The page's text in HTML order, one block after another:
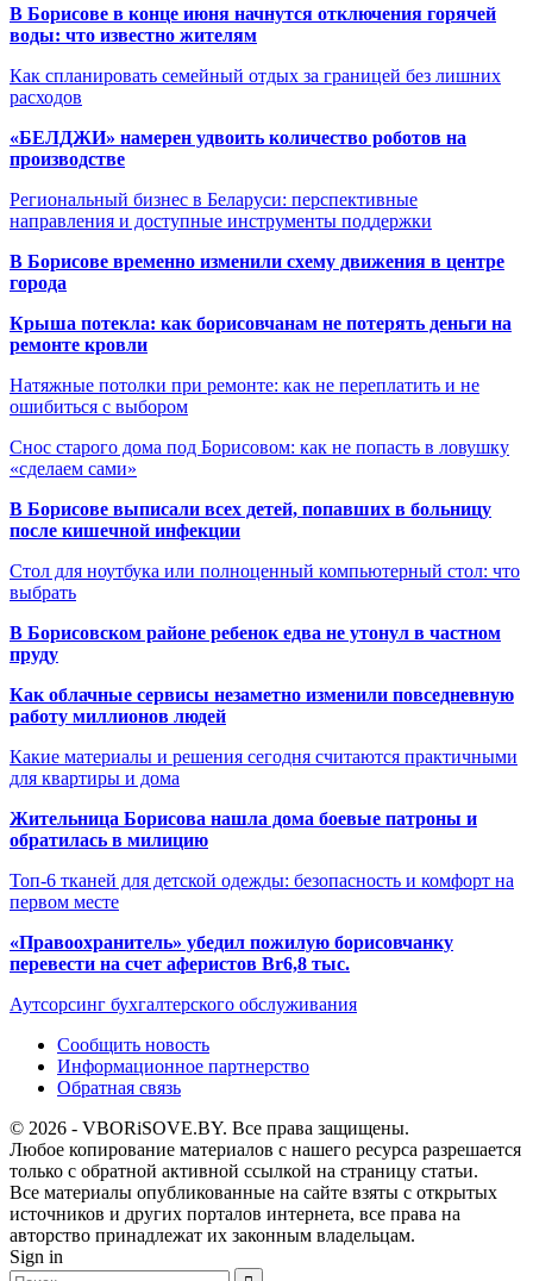
В Борисове в конце июня начнутся отключения горячей
воды: что известно жителям
Как спланировать семейный отдых за границей без лишних
расходов
«БЕЛДЖИ» намерен удвоить количество роботов на
производстве
Региональный бизнес в Беларуси: перспективные
направления и доступные инструменты поддержки
В Борисове временно изменили схему движения в центре
города
Крыша потекла: как борисовчанам не потерять деньги на
ремонте кровли
Натяжные потолки при ремонте: как не переплатить и не
ошибиться с выбором
Снос старого дома под Борисовом: как не попасть в ловушку
«сделаем сами»
В Борисове выписали всех детей, попавших в больницу
после кишечной инфекции
Стол для ноутбука или полноценный компьютерный стол: что
выбрать
В Борисовском районе ребенок едва не утонул в частном
пруду
Как облачные сервисы незаметно изменили повседневную
работу миллионов людей
Какие материалы и решения сегодня считаются практичными
для квартиры и дома
Жительница Борисова нашла дома боевые патроны и
обратилась в милицию
Топ-6 тканей для детской одежды: безопасность и комфорт на
первом месте
«Правоохранитель» убедил пожилую борисовчанку
перевести на счет аферистов Br6,8 тыс.
Аутсорсинг бухгалтерского обслуживания
Сообщить новость
Информационное партнерство
Обратная связь
© 2026 - VBORiSOVE.BY. Все права защищены.
Любое копирование материалов с нашего ресурса разрешается
только с обратной активной ссылкой на страницу статьи.
Все материалы опубликованные на сайте взяты с открытых
источников и других порталов интернета, все права на
авторство принадлежат их законным владельцам.
Sign in